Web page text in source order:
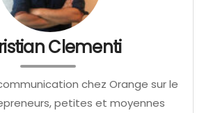
Clementi
chez Orange sur le
petites et moyennes